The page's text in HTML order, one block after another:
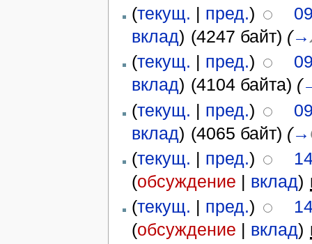
(текущ. | пред.)
вклад) (4247 байт) (→
(текущ. | пред.)
вклад) (4104 байта) (
(текущ. | пред.)
вклад) (4065 байт) (→
(текущ. | пред.)
(обсуждение | вклад)
(текущ. | пред.)
(обсуждение | вклад)